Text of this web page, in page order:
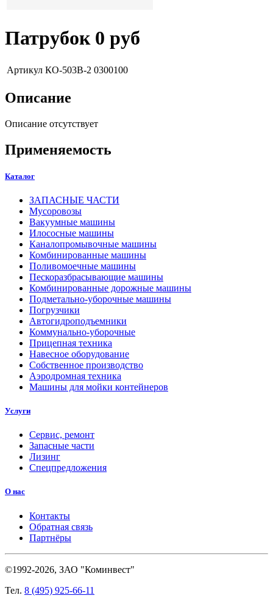
Патрубок 0 руб
Артикул КО-503В-2 0300100
Описание
Описание отсутствует
Применяемость
Каталог
ЗАПАСНЫЕ ЧАСТИ
Мусоровозы
Вакуумные машины
Илососные машины
Каналопромывочные машины
Комбинированные машины
Поливомоечные машины
Пескоразбрасывающие машины
Комбинированные дорожные машины
Подметально-уборочные машины
Погрузчики
Автогидроподъемники
Коммунально-уборочные
Прицепная техника
Навесное оборудование
Собственное производство
Аэродромная техника
Машины для мойки контейнеров
Услуги
Сервис, ремонт
Запасные части
Лизинг
Спецпредложения
О нас
Контакты
Обратная связь
Партнёры
©1992-2026, ЗАО "Коминвест"
Тел. 8 (495) 925-66-11